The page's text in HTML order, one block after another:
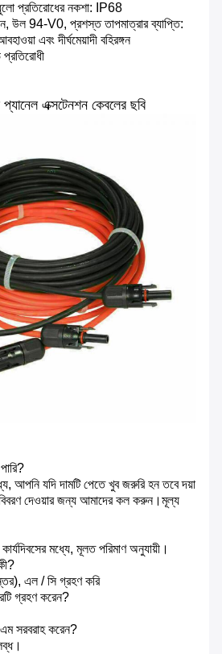
প্রতিরোধের নকশা: IP68
উল 94-V0, প্রশস্ত তাপমাত্রার ব্যাপ্তি:
এবং দীর্ঘমেয়াদী বহিরঙ্গন
এক্সটেনশন কেবলের ছবি
আপনি যদি দামটি পেতে খুব জরুরি হন তবে দয়া
বিবরণ দেওয়ার জন্য আমাদের কল করুন।মূল্য
মধ্যে, মূলত পরিমাণ অনুযায়ী।
এল / সি গ্রহণ করি
গ্রহণ করেন?
সরবরাহ করেন?